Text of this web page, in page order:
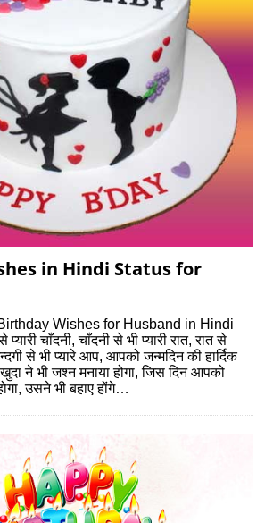
in Hindi Status for
Wishes for Husband in Hindi
चाँदनी, चाँदनी से भी प्यारी रात, रात से
से भी प्यारे आप, आपको जन्‍मदिन की हार्दिक
ने भी जश्न मनाया होगा, जिस दिन आपको
उसने भी बहाए होंगे…